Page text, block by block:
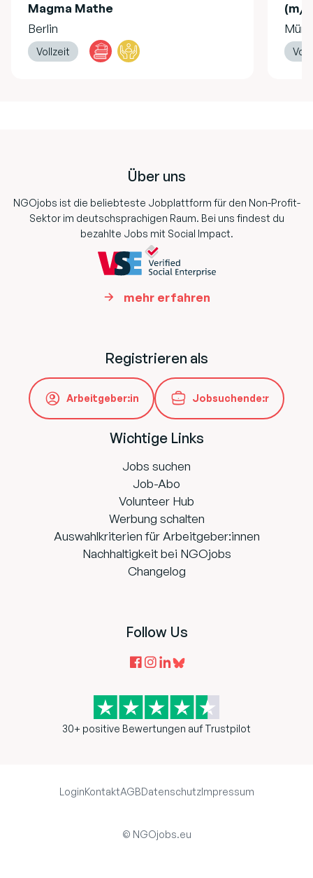
Magma Mathe
Berlin
Vollzeit
(m/
Über uns
NGOjobs ist die beliebteste Jobplattform für den Non-Profit-
Sektor im deutschsprachigen Raum. Bei uns findest du
bezahlte Jobs mit Social Impact.
mehr erfahren
Registrieren als
Arbeitgeber:in Jobsuchende:r
Wichtige Links
Jobs suchen
Job-Abo
Volunteer Hub
Werbung schalten
Auswahlkriterien für Arbeitgeber:innen
Nachhaltigkeit bei NGOjobs
Changelog
Follow Us
30+ positive Bewertungen auf Trustpilot
LoginKontaktAGBDatenschutzImpressum
© NGOjobs.eu